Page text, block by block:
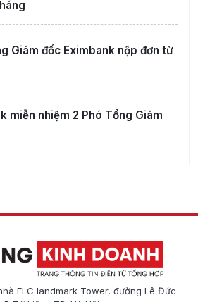
Giám đốc Eximbank nộp đơn từ
miễn nhiệm 2 Phó Tổng Giám
FLC landmark Tower, đường Lê Đức